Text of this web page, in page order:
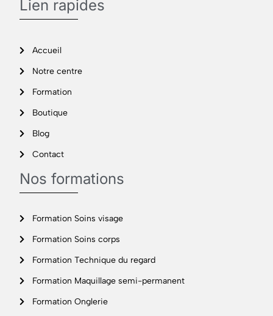
Lien rapides
Accueil
Notre centre
Formation
Boutique
Blog
Contact
Nos formations
Formation Soins visage
Formation Soins corps
Formation Technique du regard
Formation Maquillage semi-permanent
Formation Onglerie